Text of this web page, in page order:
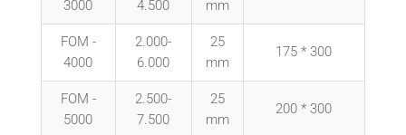
3000
4.500
mm
FOM -
4000
2.000-
6.000
25
mm
175 * 300
FOM -
5000
2.500-
7.500
25
mm
200 * 300